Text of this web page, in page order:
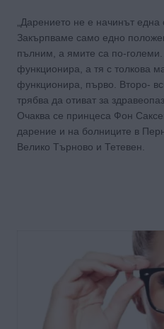
„Дарението не е начинът
Закърпваме само едно
пълним, а ямите са по-
функционира, а тя с толкова
функционира, първо. Второ-
трябва да отиват за
Очаква се принцеса Фон
дарение и на болниците в
Велико Търново и Тетевен.